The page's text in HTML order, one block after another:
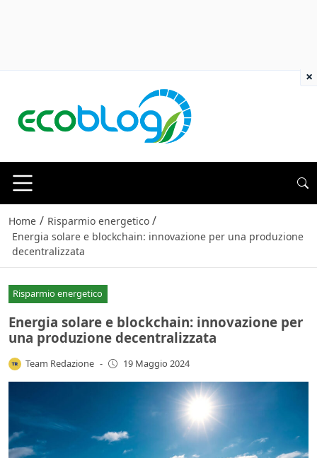
Home / Risparmio energetico /
Energia solare e blockchain: innovazione per una produzione
decentralizzata
Risparmio energetico
Energia solare e blockchain: innovazione per
una produzione decentralizzata
Team Redazione - 19 Maggio 2024
×